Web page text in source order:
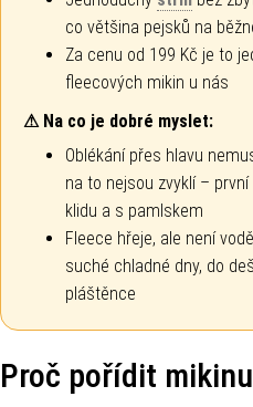
co většina pejsků na
Za cenu od 199 Kč je to
fleecových mikin u nás
⚠ Na co je dobré myslet:
Oblékání přes hlavu
na to nejsou zvyklí –
klidu a s pamlskem
Fleece hřeje, ale není
suché chladné dny, do
pláštěnce
Proč pořídit